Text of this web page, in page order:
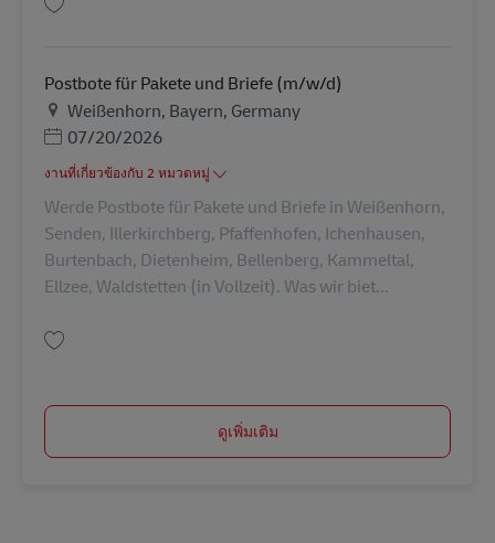
Postbote für Pakete und Briefe (m/w/d)
สถานที่
Weißenhorn, Bayern, Germany
Posted Date
07/20/2026
งานที่เกี่ยวข้องกับ 2 หมวดหมู่
Werde Postbote für Pakete und Briefe in Weißenhorn,
Senden, Illerkirchberg, Pfaffenhofen, Ichenhausen,
Burtenbach, Dietenheim, Bellenberg, Kammeltal,
Ellzee, Waldstetten (in Vollzeit). Was wir biet...
ดูเพิ่มเติม